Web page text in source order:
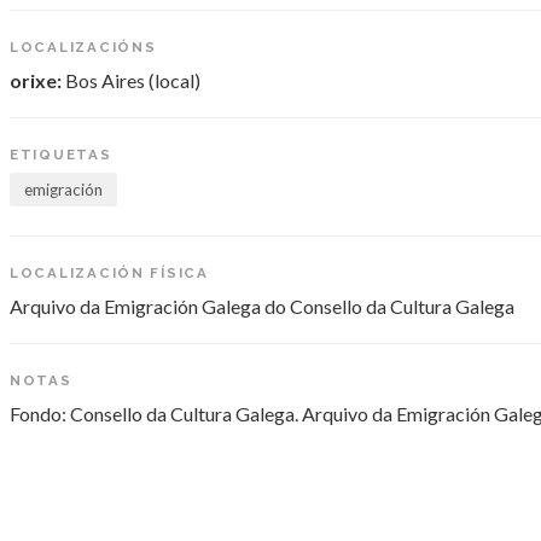
LOCALIZACIÓNS
orixe: Bos Aires (local)
ETIQUETAS
emigración
LOCALIZACIÓN FÍSICA
Arquivo da Emigración Galega do Consello da Cultura Galega
NOTAS
Fondo: Consello da Cultura Galega. Arquivo da Emigración